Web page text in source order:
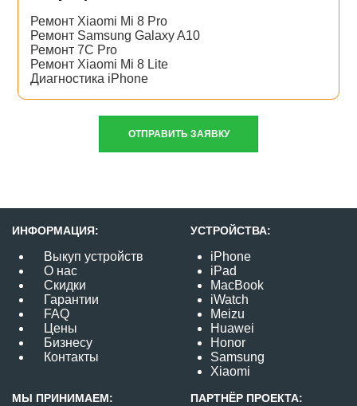
Ремонт Xiaomi Mi 8 Pro
Ремонт Samsung Galaxy A10
Ремонт 7C Pro
Ремонт Xiaomi Mi 8 Lite
Диагностика iPhone
ОТПРАВИТЬ ЗАЯВКУ
МЫ ПРИНИМАЕМ:
ИНФОРМАЦИЯ:
Выкуп устройств
О нас
Скидки
Гарантии
FAQ
Цены
Бизнесу
Контакты
УСТРОЙСТВА:
iPhone
iPad
MacBook
iWatch
Meizu
Huawei
Honor
Samsung
Xiaomi
ПАРТНЁР ПРОЕКТА: